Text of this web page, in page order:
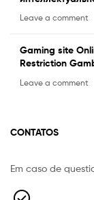
Leave a comment
Gaming site
Restriction
Leave a comment
CONTATOS
Em caso de